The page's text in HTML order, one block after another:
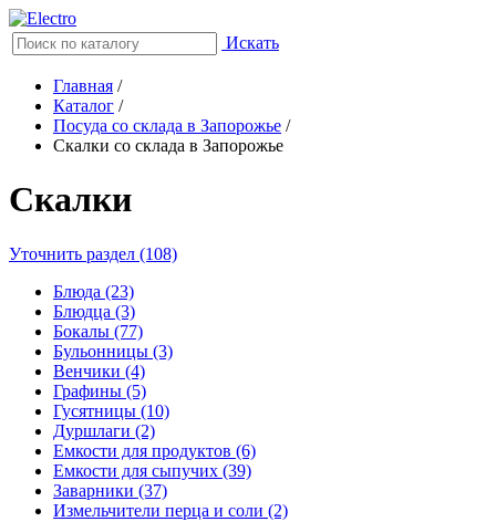
Искать
Главная /
Каталог /
Посуда со склада в Запорожье /
Скалки со склада в Запорожье
Скалки
Уточнить раздел (108)
Блюда (23)
Блюдца (3)
Бокалы (77)
Бульонницы (3)
Венчики (4)
Графины (5)
Гусятницы (10)
Дуршлаги (2)
Емкости для продуктов (6)
Емкости для сыпучих (39)
Заварники (37)
Измельчители перца и соли (2)